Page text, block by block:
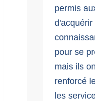
permis
d'acquérir
pour se
mais ils
renforcé
les